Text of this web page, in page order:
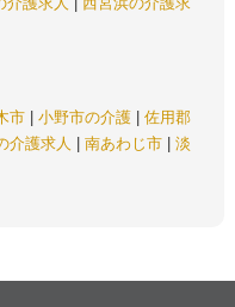
市 小野市の介護
佐用郡
介護求人 南あわじ市
淡